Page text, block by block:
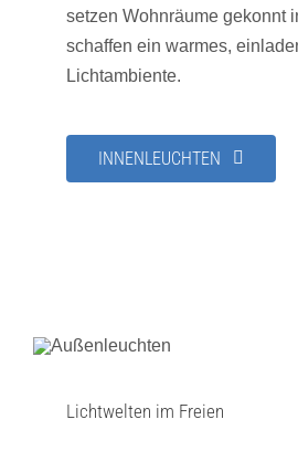
setzen Wohnräume gekonnt
schaffen ein warmes,
Lichtambiente.
INNENLEUCHTEN
Lichtwelten im Freien